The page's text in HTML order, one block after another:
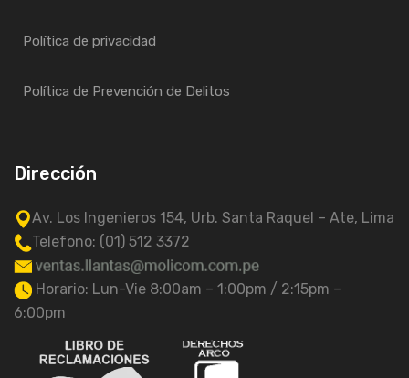
Política de privacidad
Política de Prevención de Delitos
Dirección
Av. Los Ingenieros 154, Urb. Santa Raquel – Ate, Lima
Telefono: (01) 512 3372
Horario: Lun-Vie 8:00am – 1:00pm / 2:15pm –
6:00pm